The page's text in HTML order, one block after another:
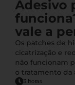
Adesivo
vale a
Os patches de
cicatrização e
não funcionam
o tratamento da
3 horas